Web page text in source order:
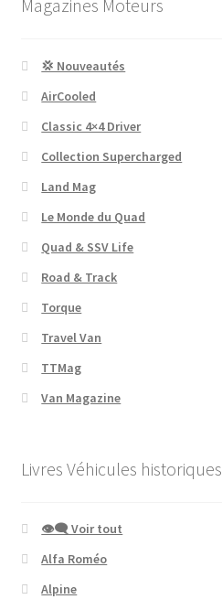
Magazines Moteurs
💢 Nouveautés
AirCooled
Classic 4×4 Driver
Collection Supercharged
Land Mag
Le Monde du Quad
Quad & SSV Life
Road & Track
Torque
Travel Van
TTMag
Van Magazine
Livres Véhicules historiques
👁‍🗨 Voir tout
Alfa Roméo
Alpine